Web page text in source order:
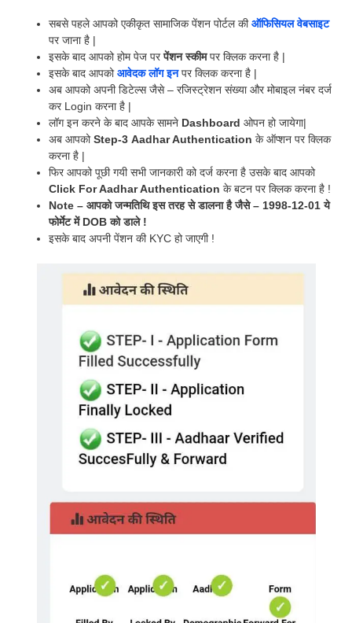
सबसे पहले आपको एकीकृत सामाजिक पेंशन पोर्टल कीऑफिसियल वेबसाइट
पर जाना है |
इसके बाद आपको होम पेज परपेंशन स्कीमपर क्लिक करना है |
इसके बाद आपकोआवेदक लॉग इन पर क्लिक करना है |
अब आपको अपनी डिटेल्स जैसे – रजिस्ट्रेशन संख्या और मोबाइल नंबर दर्ज
कर Login करना है |
लॉग इन करने के बाद आपके सामने Dashboard ओपन हो जायेगा|
अब आपकोStep-3 Aadhar Authentication के ऑप्शन पर क्लिक
करना है |
फिर आपको पूछी गयी सभी जानकारी को दर्ज करना है उसके बाद आपको
Click For Aadhar Authentication के बटन पर क्लिक करना है !
Note – आपको जन्मतिथि इस तरह से डालना है जैसे – 1998-12-01 ये
फोर्मेट में DOB को डाले !
इसके बाद अपनी पेंशन की KYC हो जाएगी !